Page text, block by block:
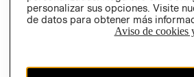
CAMBIAR REGIÓN
personalizar sus opciones. Visite
de datos para obtener más
Aviso de cookies